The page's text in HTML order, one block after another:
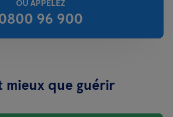
OU APPELEZ
96 900
mieux que guérir